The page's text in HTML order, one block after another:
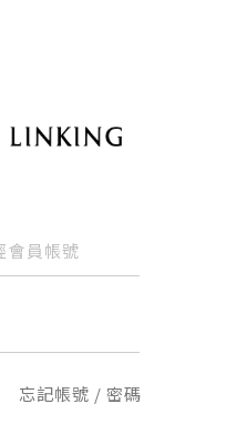
忘記帳號 / 密碼